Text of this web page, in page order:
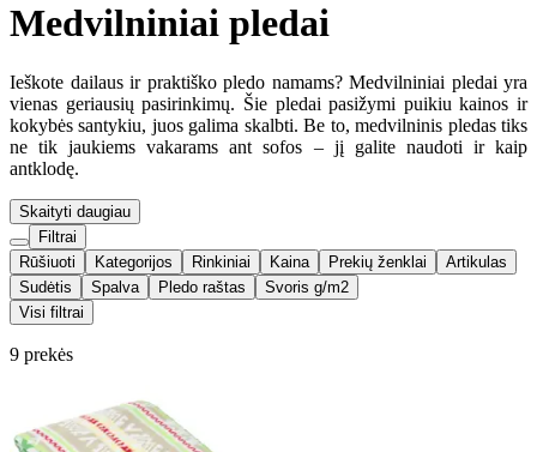
Medvilniniai pledai
Ieškote dailaus ir praktiško pledo namams? Medvilniniai pledai yra
vienas geriausių pasirinkimų. Šie pledai pasižymi puikiu kainos ir
kokybės santykiu, juos galima skalbti. Be to, medvilninis pledas tiks
ne tik jaukiems vakarams ant sofos – jį galite naudoti ir kaip
antklodę.
Skaityti daugiau
Filtrai
Rūšiuoti
Kategorijos Rinkiniai Kaina Prekių ženklai
Artikulas
Sudėtis
Spalva Pledo raštas
Svoris g/m2
Visi filtrai
9 prekės